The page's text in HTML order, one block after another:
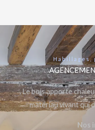
Habillages,
Le bois apporte
matériau vivant qui
Nos